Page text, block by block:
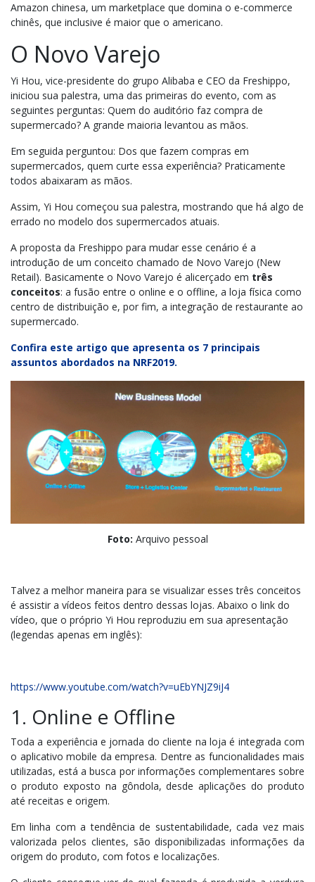
Amazon chinesa, um marketplace que domina o e-commerce
chinês, que inclusive é maior que o americano.
O Novo Varejo
Yi Hou, vice-presidente do grupo Alibaba e CEO da Freshippo,
iniciou sua palestra, uma das primeiras do evento, com as
seguintes perguntas: Quem do auditório faz compra de
supermercado? A grande maioria levantou as mãos.
Em seguida perguntou: Dos que fazem compras em
supermercados, quem curte essa experiência? Praticamente
todos abaixaram as mãos.
Assim, Yi Hou começou sua palestra, mostrando que há algo de
errado no modelo dos supermercados atuais.
A proposta da Freshippo para mudar esse cenário é a
introdução de um conceito chamado de Novo Varejo (New
Retail). Basicamente o Novo Varejo é alicerçado em três
conceitos: a fusão entre o online e o offline, a loja física como
centro de distribuição e, por fim, a integração de restaurante ao
supermercado.
Confira este artigo que apresenta os 7 principais
assuntos abordados na NRF2019.
Foto: Arquivo pessoal
Talvez a melhor maneira para se visualizar esses três conceitos
é assistir a vídeos feitos dentro dessas lojas. Abaixo o link do
vídeo, que o próprio Yi Hou reproduziu em sua apresentação
(legendas apenas em inglês):
https://www.youtube.com/watch?v=uEbYNJZ9iJ4
1. Online e Offline
Toda a experiência e jornada do cliente na loja é integrada com
o aplicativo mobile da empresa. Dentre as funcionalidades mais
utilizadas, está a busca por informações complementares sobre
o produto exposto na gôndola, desde aplicações do produto
até receitas e origem.
Em linha com a tendência de sustentabilidade, cada vez mais
valorizada pelos clientes, são disponibilizadas informações da
origem do produto, com fotos e localizações.